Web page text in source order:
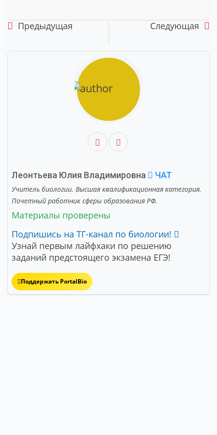
Предыдущая Следующая
Леонтьева Юлия Владимировна ЧАТ
Учитель биологии. Высшая квалификационная категория.
Почетный работник сферы образования РФ.
Материалы проверены
Подпишись на ТГ-канал по биологии!
Узнай первым лайфхаки по решению
заданий предстоящего экзамена ЕГЭ!
Поддержать PortalBio